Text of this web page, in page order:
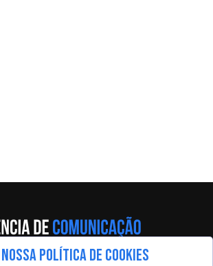
POLÍTICA DE COOKIES